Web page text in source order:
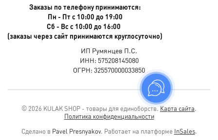
Заказы по телефону принимаются:
Пн - Пт с 10:00 до 19:00
Сб - Вс с 10:00 до 16:00
(заказы через сайт принимаются круглосуточно)
ИП Румянцев П.С.
ИНН: 575208145080
ОГРН: 325570000033850
© 2026 KULAK SHOP - товары для единоборств. Карта сайта.
Политика конфиденциальности
Сделано в Pavel Presnyakov. Работает на платформе InSales.